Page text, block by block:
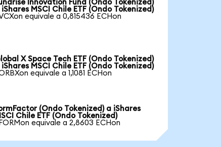
Innovation Fund (Ondo Tokenized)
MSCI Chile ETF (Ondo Tokenized)
equivale a 0,815436 ECHon
X Space Tech ETF (Ondo Tokenized)
MSCI Chile ETF (Ondo Tokenized)
equivale a 1,1081 ECHon
(Ondo Tokenized) a iShares
Chile ETF (Ondo Tokenized)
equivale a 2,8603 ECHon